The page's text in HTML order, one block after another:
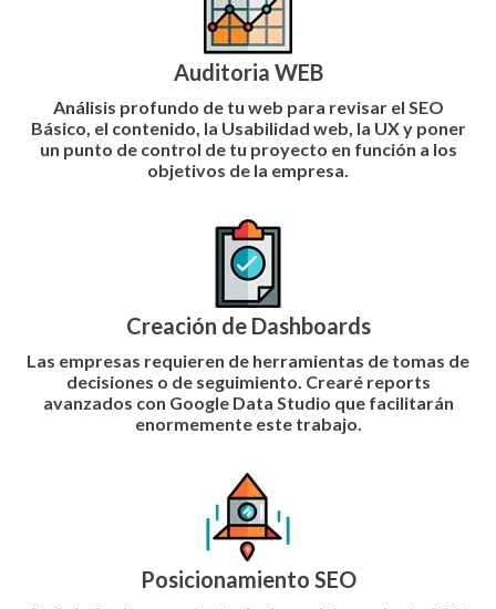
Auditoria WEB
Análisis profundo de tu web para revisar el SEO
Básico , el contenido, la Usabilidad web , la UXy poner
un punto de control de tu proyecto en función a los
objetivos de la empresa.
Creación de Dashboards
Las empresas requieren de herramientas de tomas de
decisiones o de seguimiento. Crearé reports
avanzados con Google Data Studio que facilitarán
enormemente este trabajo.
Posicionamiento SEO